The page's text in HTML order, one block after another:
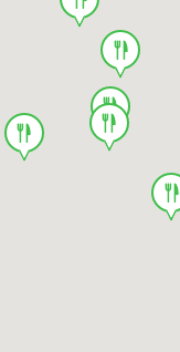
food
food
food
food